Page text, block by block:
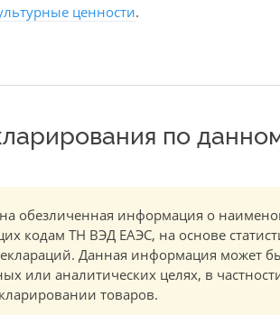
ценности.
по
обезличенная информация о
кодам ТН ВЭД ЕАЭС, на основе
Данная информация может
или аналитических целях, в
товаров.